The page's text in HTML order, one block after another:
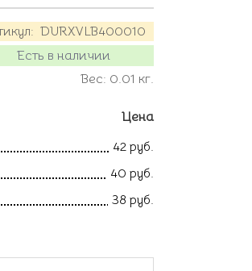
DURXVLB400010
Есть в наличии
Вес: 0.01 кг.
Цена
42 руб.
40 руб.
38 руб.